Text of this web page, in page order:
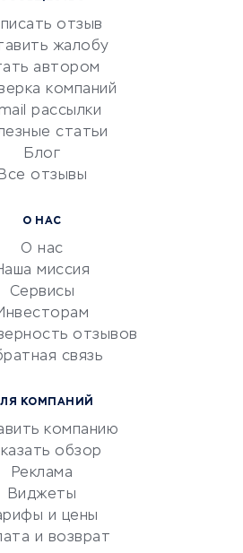
работы
отзыв
жалобу
автором
компаний
рассылки
статьи
Блог
Все отзывы
О НАС
О нас
миссия
Сервисы
отзывов
связь
КОМПАНИЙ
компанию
обзор
Реклама
Виджеты
и цены
и возврат